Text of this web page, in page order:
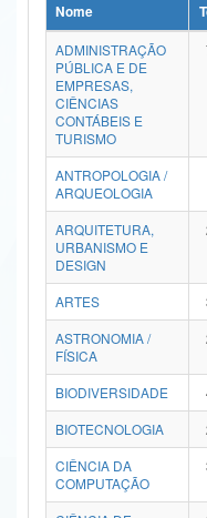
Ministério da Ciência,
Ministério do Meio Ambiente
Ministério do Turismo
Ministério do Desenvolvimento
Controladoria-Geral da União
Ministério da Mulher, da Família e
Secretaria de Governo
Advocacia-Geral da União
Banco Central do Brasil
Nome
ADMINISTRAÇÃO
PÚBLICA E DE
EMPRESAS,
CIÊNCIAS
CONTÁBEIS E
TURISMO
ANTROPOLOGIA /
ARQUEOLOGIA
ARQUITETURA,
URBANISMO E
DESIGN
ARTES
ASTRONOMIA /
FÍSICA
BIODIVERSIDADE
BIOTECNOLOGIA
CIÊNCIA DA
COMPUTAÇÃO